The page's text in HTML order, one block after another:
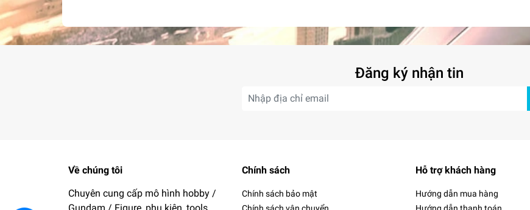
Đăng ký nhận tin
Về chúng tôi
Chuyên cung cấp mô hình hobby /
Chính sách
Chính sách bảo mật
Hỗ trợ khách hàng
Hướng dẫn mua hàng